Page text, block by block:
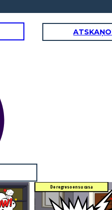
De regreso en su casa